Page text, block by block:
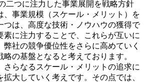
つに注力した事業展開を戦略方針
、事業規模（スケール・メリット）を
つは、高度な技術・ノウハウの獲得で
素に注力することで、これらが互いに
社の競争優位性をさらに高めていく
の基盤となると考えております。
さらなるスケール・メリットの追求に
大していく考えです。その点では、